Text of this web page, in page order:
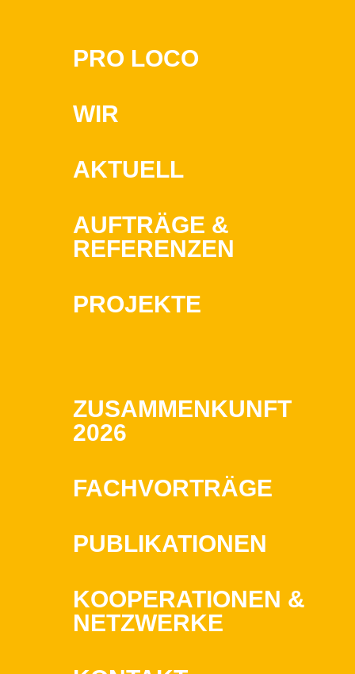
PRO LOCO
WIR
AKTUELL
AUFTRÄGE &
REFERENZEN
PROJEKTE
ZUSAMMENKUNFT
2026
FACHVORTRÄGE
PUBLIKATIONEN
KOOPERATIONEN &
NETZWERKE